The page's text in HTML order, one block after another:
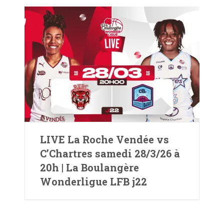
LIVE La Roche Vendée vs
C’Chartres samedi 28/3/26 à
20h | La Boulangère
Wonderligue LFB j22